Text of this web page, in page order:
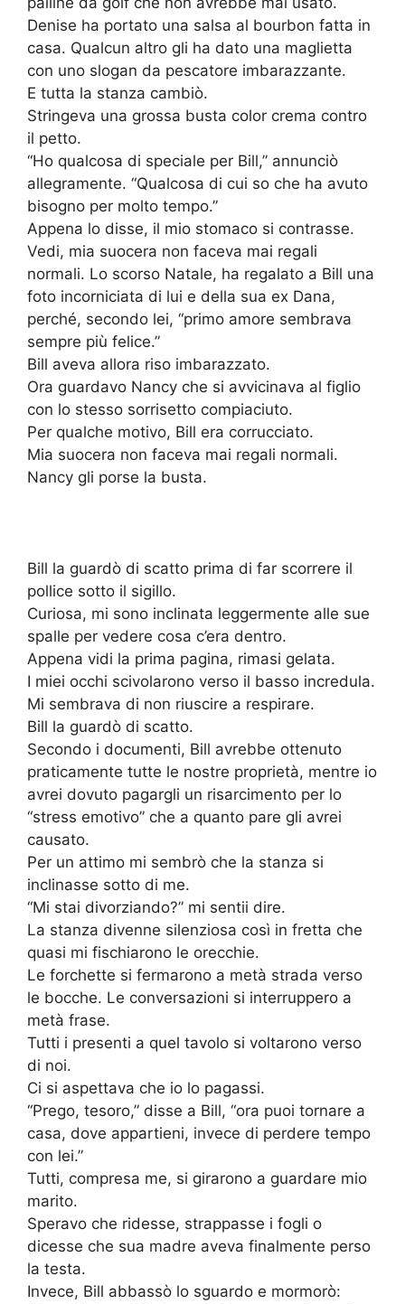
Denise ha portato una salsa al bourbon fatta in
casa. Qualcun altro gli ha dato una maglietta
con uno slogan da pescatore imbarazzante.
E tutta la stanza cambiò.
Stringeva una grossa busta color crema contro
il petto.
“Ho qualcosa di speciale per Bill,” annunciò
allegramente. “Qualcosa di cui so che ha avuto
bisogno per molto tempo.”
Appena lo disse, il mio stomaco si contrasse.
Vedi, mia suocera non faceva mai regali
normali. Lo scorso Natale, ha regalato a Bill una
foto incorniciata di lui e della sua ex Dana,
perché, secondo lei, “primo amore sembrava
sempre più felice.”
Bill aveva allora riso imbarazzato.
Ora guardavo Nancy che si avvicinava al figlio
con lo stesso sorrisetto compiaciuto.
Per qualche motivo, Bill era corrucciato.
Mia suocera non faceva mai regali normali.
Nancy gli porse la busta.
Bill la guardò di scatto prima di far scorrere il
pollice sotto il sigillo.
Curiosa, mi sono inclinata leggermente alle sue
spalle per vedere cosa c’era dentro.
Appena vidi la prima pagina, rimasi gelata.
I miei occhi scivolarono verso il basso incredula.
Mi sembrava di non riuscire a respirare.
Bill la guardò di scatto.
Secondo i documenti, Bill avrebbe ottenuto
praticamente tutte le nostre proprietà, mentre io
avrei dovuto pagargli un risarcimento per lo
“stress emotivo” che a quanto pare gli avrei
causato.
Per un attimo mi sembrò che la stanza si
inclinasse sotto di me.
“Mi stai divorziando?” mi sentii dire.
La stanza divenne silenziosa così in fretta che
quasi mi fischiarono le orecchie.
Le forchette si fermarono a metà strada verso
le bocche. Le conversazioni si interruppero a
metà frase.
Tutti i presenti a quel tavolo si voltarono verso
di noi.
Ci si aspettava che io lo pagassi.
“Prego, tesoro,” disse a Bill, “ora puoi tornare a
casa, dove appartieni, invece di perdere tempo
con lei.”
Tutti, compresa me, si girarono a guardare mio
marito.
Speravo che ridesse, strappasse i fogli o
dicesse che sua madre aveva finalmente perso
la testa.
Invece, Bill abbassò lo sguardo e mormorò: